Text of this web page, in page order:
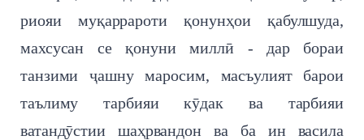
риояи муқаррароти қонунҳои қабулшуда,
махсусан се қонуни миллӣ - дар бораи
танзими ҷашну маросим, масъулият барои
таълиму тарбияи кӯдак ва тарбияи
ватандӯстии шаҳрвандон ва ба ин васила